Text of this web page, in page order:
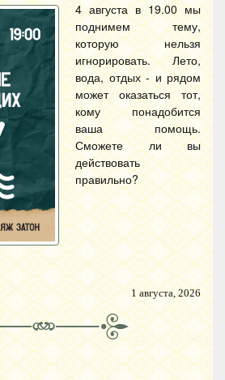
4 августа в 19.00 мы
поднимем тему,
которую нельзя
игнорировать. Лето,
вода, отдых - и рядом
может оказаться тот,
кому понадобится
ваша помощь.
Сможете ли вы
действовать
правильно?
1 августа, 2026